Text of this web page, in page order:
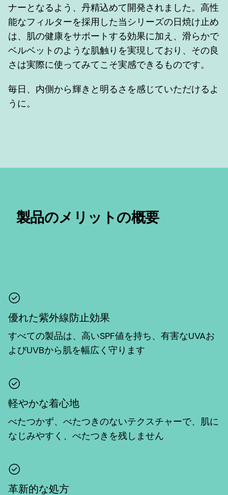
ナーとなるよう、丹精込めて開発されました。高性
能なフィルターを採用した当シリーズの日焼け止め
は、肌の健康をサポートする効果に加え、滑らかで
ベルベットのような肌触りを実現しており、その良
さは実際に使ってみてこそ実感できるものです。
毎日、内側から輝きと明るさを感じていただけるよ
うに。
製品のメリットの概要
優れた紫外線防止効果
すべての製品は、高いSPF値を持ち、有害なUVAお
よびUVBから肌を幅広く守ります
軽やかな着心地
べたつかず、べたつきのないテクスチャーで、肌に
なじみやすく、べたつきを残しません
革新的な処方